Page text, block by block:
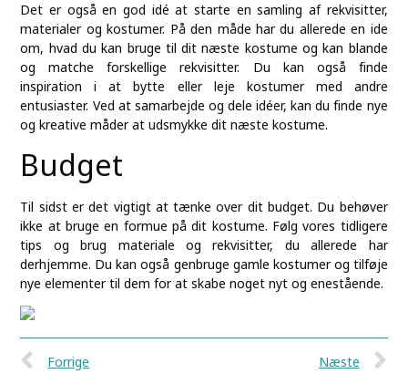
Det er også en god idé at starte en samling af rekvisitter,
materialer og kostumer. På den måde har du allerede en ide
om, hvad du kan bruge til dit næste kostume og kan blande
og matche forskellige rekvisitter. Du kan også finde
inspiration i at bytte eller leje kostumer med andre
entusiaster. Ved at samarbejde og dele idéer, kan du finde nye
og kreative måder at udsmykke dit næste kostume.
Budget
Til sidst er det vigtigt at tænke over dit budget. Du behøver
ikke at bruge en formue på dit kostume. Følg vores tidligere
tips og brug materiale og rekvisitter, du allerede har
derhjemme. Du kan også genbruge gamle kostumer og tilføje
nye elementer til dem for at skabe noget nyt og enestående.
Forrige Næste